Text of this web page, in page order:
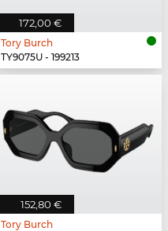
172,00 €
Tory Burch
TY9075U - 199213
152,80 €
Tory Burch